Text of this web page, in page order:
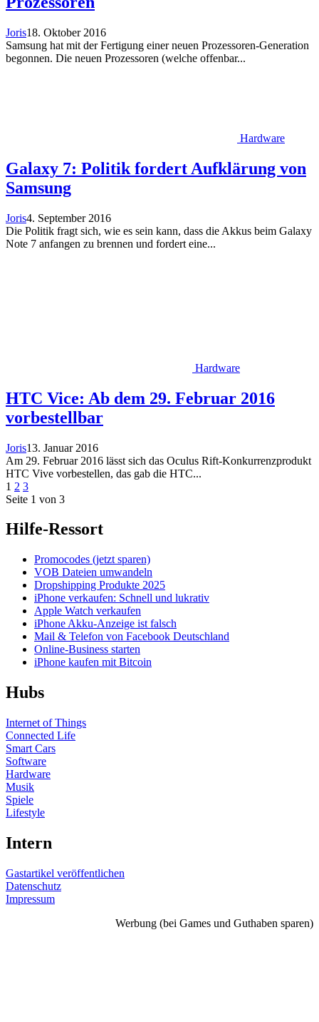
Joris18. Oktober 2016
Samsung hat mit der Fertigung einer neuen Prozessoren-Generation
begonnen. Die neuen Prozessoren (welche offenbar...
Hardware
Galaxy 7: Politik fordert Aufklärung von
Samsung
Joris4. September 2016
Die Politik fragt sich, wie es sein kann, dass die Akkus beim Galaxy
Note 7 anfangen zu brennen und fordert eine...
Hardware
HTC Vice: Ab dem 29. Februar 2016
vorbestellbar
Joris13. Januar 2016
Am 29. Februar 2016 lässt sich das Oculus Rift-Konkurrenzprodukt
HTC Vive vorbestellen, das gab die HTC...
Seitennummerierung
der
Beiträge
Seite
1 Seite
2 Seite
3
Seite 1 von 3
Hilfe-Ressort
Promocodes (jetzt sparen)
VOB Dateien umwandeln
Dropshipping Produkte 2025
iPhone verkaufen: Schnell und lukrativ
Apple Watch verkaufen
iPhone Akku-Anzeige ist falsch
Mail & Telefon von Facebook Deutschland
Online-Business starten
iPhone kaufen mit Bitcoin
Hubs
Internet of Things
Connected Life
Smart Cars
Software
Hardware
Musik
Spiele
Lifestyle
Intern
Gastartikel veröffentlichen
Datenschutz
Impressum
Werbung (bei Games und Guthaben sparen)